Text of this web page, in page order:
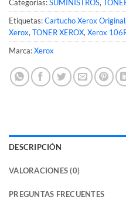
Categorías:SUMINISTROS,
Etiquetas:Cartucho Xerox Original,
Xerox, TONER XEROX, Xerox
Marca:Xerox
DESCRIPCIÓN
VALORACIONES (0)
PREGUNTAS FRECUENTES